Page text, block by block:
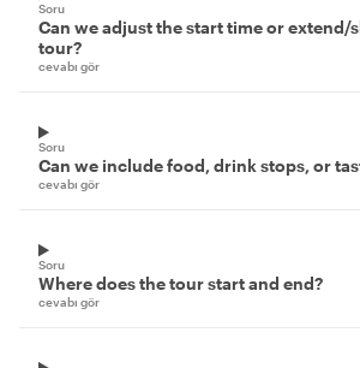
Soru
Can we adjust the start time or extend/
tour?
cevabı gör
Soru
Can we include food, drink stops, or
cevabı gör
Soru
Where does the tour start and end?
cevabı gör